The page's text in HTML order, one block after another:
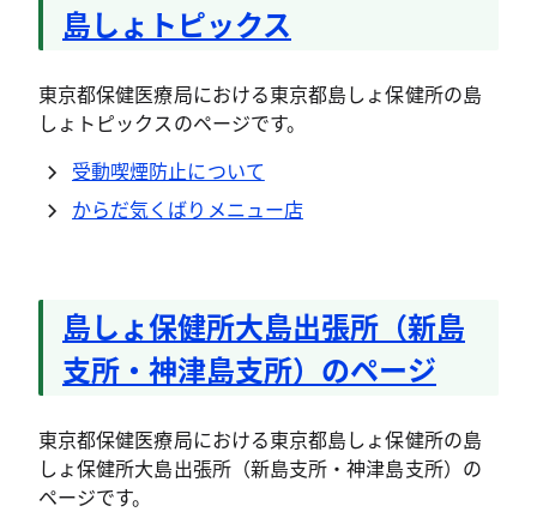
島しょトピックス
東京都保健医療局における東京都島しょ保健所の島
しょトピックスのページです。
受動喫煙防止について
からだ気くばりメニュー店
島しょ保健所大島出張所（新島
支所・神津島支所）のページ
東京都保健医療局における東京都島しょ保健所の島
しょ保健所大島出張所（新島支所・神津島支所）の
ページです。